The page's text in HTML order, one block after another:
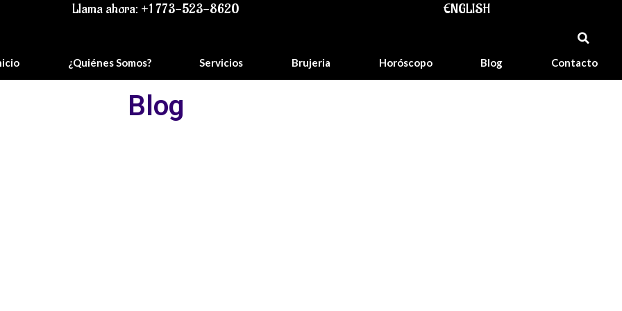
Llama ahora: +1 773-523-8620 ENGLISH
¿Quiénes Somos? Servicios Brujeria Horóscopo Blog Contacto
Blog